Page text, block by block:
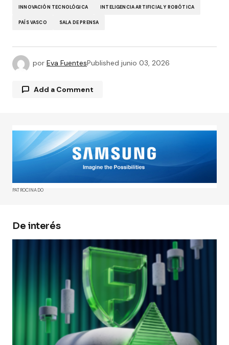
INNOVACIÓN TECNOLÓGICA INTELIGENCIA ARTIFICIAL Y ROBÓTICA
PAÍS VASCO SALA DE PRENSA
por Eva FuentesPublished junio 03, 2026
Add a Comment
Tu dirección de correo electrónico no será
publicada.Los campos obligatorios están
marcados con*
Comment*
Guarda mi nombre, correo electrónico y web en
este navegador para la próxima vez que
comente.
PATROCINADO
De interés